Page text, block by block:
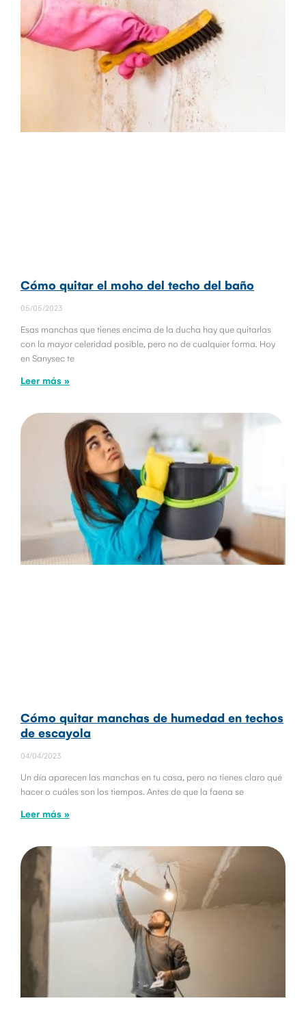
Cómo quitar el moho del techo del baño
05/05/2023
Esas manchas que tienes encima de la ducha hay que quitarlas
con la mayor celeridad posible, pero no de cualquier forma. Hoy
en Sanysec te
Leer más »
Cómo quitar manchas de humedad en techos
de escayola
04/04/2023
Un día aparecen las manchas en tu casa, pero no tienes claro qué
hacer o cuáles son los tiempos. Antes de que la faena se
Leer más »